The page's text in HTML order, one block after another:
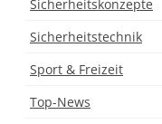
Sicherheitskonzepte
Sicherheitstechnik
Sport & Freizeit
Top-News